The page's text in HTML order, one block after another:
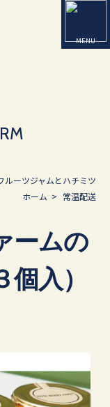
ルーツジャムとハチミツ
ホーム > 常温配送
ームの
個入）